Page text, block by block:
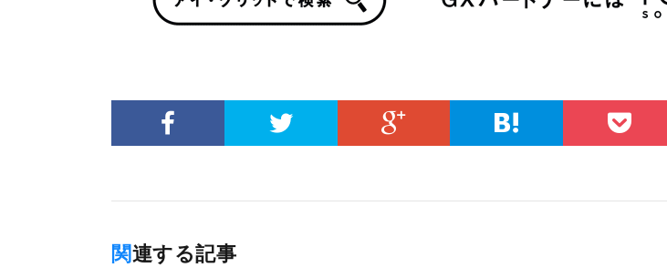
関連する記事